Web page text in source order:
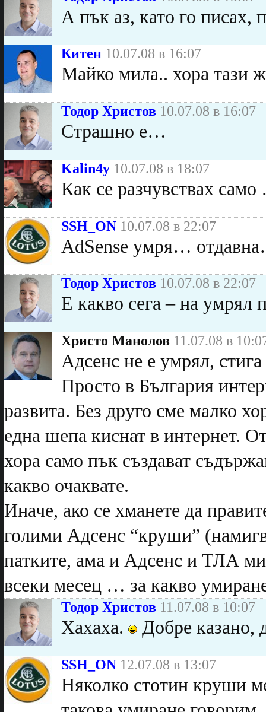
А пък аз, като го писах,
Китен 10.07.08 в 16:07
Майко мила.. хора тази
Тодор Христов 10.07.08 в 16:07
Страшно е…
Kalin4y 10.07.08 в 18:07
Как се разчувствах
SSH_ON 10.07.08 в 22:07
AdSense умря…
Тодор Христов 10.07.08 в 22:07
Е какво сега – на умрял
Христо Манолов 11.07.08 в
Адсенс не е умрял,
Просто в България
развита. Без друго сме малко
една шепа киснат в интернет.
хора само пък създават
какво очаквате.
Иначе, ако се хманете да
голими Адсенс “круши”
патките, ама и Адсенс и ТЛА
всеки месец … за какво
Тодор Христов 11.07.08 в 10:07
Хахаха. Добре казано,
SSH_ON 12.07.08 в 13:07
Няколко стотин круши